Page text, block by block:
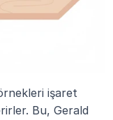
işaret
Bu, Gerald